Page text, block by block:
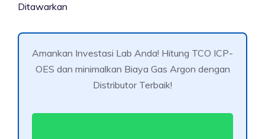
Ditawarkan
Amankan Investasi Lab Anda! Hitung TCO ICP-
OES dan minimalkan Biaya Gas Argon dengan
Distributor Terbaik!